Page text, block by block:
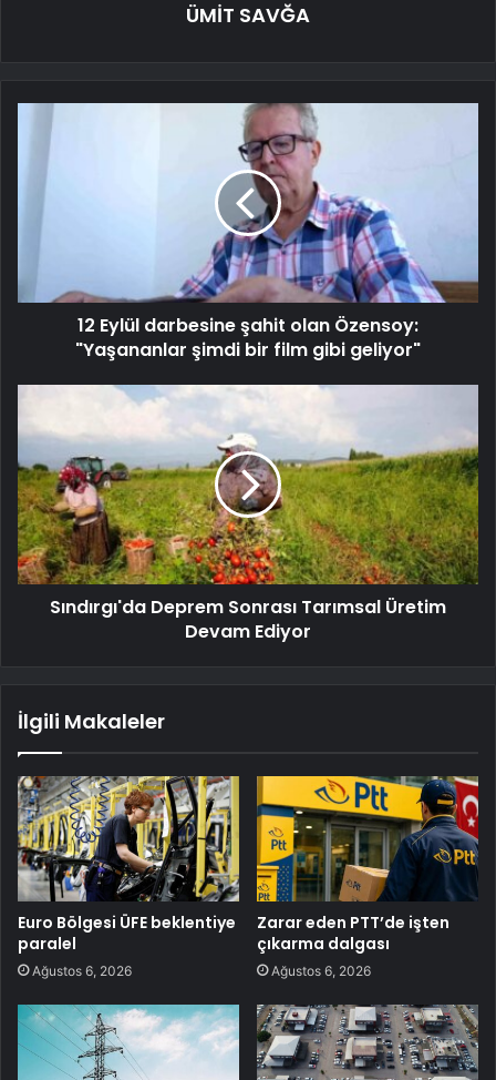
ÜMİT SAVĞA
12 Eylül darbesine şahit olan Özensoy:
"Yaşananlar şimdi bir film gibi geliyor"
Sındırgı'da Deprem Sonrası Tarımsal Üretim
Devam Ediyor
İlgili Makaleler
Euro Bölgesi ÜFE beklentiye
paralel
Ağustos 6, 2026
Zarar eden PTT’de işten
çıkarma dalgası
Ağustos 6, 2026